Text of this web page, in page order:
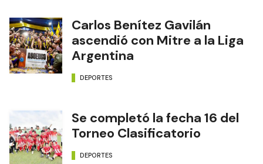
Carlos Benítez Gavilán
ascendió con Mitre a la Liga
Argentina
DEPORTES
Se completó la fecha 16 del
Torneo Clasificatorio
DEPORTES